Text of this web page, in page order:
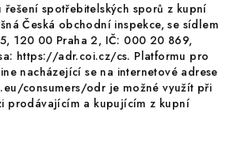
řešení spotřebitelských sporů z kupní
Česká obchodní inspekce, se sídlem
120 00 Praha 2, IČ: 000 20 869,
https://adr.coi.cz/cs. Platformu pro
nacházející se na internetové adrese
consumers/odr je možné využít při
prodávajícím a kupujícím z kupní